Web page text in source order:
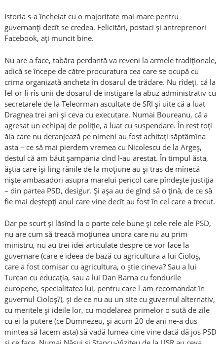
Istoria s-a încheiat cu o majoritate mai mare pentru
guvernanți decît se credea. Felicitări, postaci și antreprenori
Facebook, ați muncit bine.
Nu are a face, tabăra perdantă va reveni la armele tradiționale,
adică se începe de către procuratura cea care se ocupă cu
crima organizată ancheta în dosarul de trădare. Nu rîdeți, că la
fel or fi rîs unii de dosarul de instigare la abuz administrativ cu
secretarele de la Teleorman ascultate de SRI și uite că a luat
Dragnea trei ani și ceva cu executare. Numai Boureanu, că a
agresat un echipaj de poliție, a luat cu suspendare. În rest toți
ăia care nu deranjează pe nimeni au fost achitați săptâmîna
asta – ce să mai pierdem vremea cu Nicolescu de la Argeș,
destul că am băut șampania cînd l-au arestat. În timpul ăsta,
ăștia care își ling rănile de la moțiune au și tras de mînecă
niște ambasadori asupra marelui pericol care pîndește justiția
– din partea PSD, desigur. Și așa au de gînd să o țină, de ce să
fie mai deștepți anul care vine decît au fost în cel care a trecut.
Dar pe scurt și lăsînd la o parte cele bune și cele rele ale PSD,
nu are cum să treacă moțiunea unora care nu au prim
ministru, nu au trei idei articulate despre ce vor face la
guvernare (care e ideea de bază cu agricultura a lui Cioloș,
care a fost comisar cu agricultura, o știe cineva? Sau a lui
Turcan cu educația, sau a lui Dan Barna cu fondurile
europene, specialitatea lui, pentru care l-am recomandat în
guvernul Cioloș?), și de ce nu au un site cu guvernul alternativ,
cu meritele și ideile lor, cu modelarea primelor o sută de zile
cu ei la putere (ce Dumnezeu, și acum 20 de ani ne-a dus
mintea să facem asta) să vadă lumea cine vine dacă dă jos PSD